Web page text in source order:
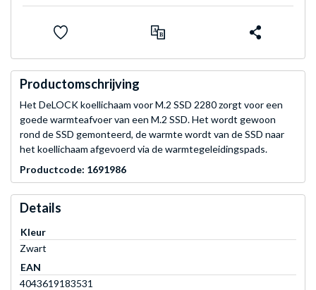
Productomschrijving
Het DeLOCK koellichaam voor M.2 SSD 2280 zorgt voor een
goede warmteafvoer van een M.2 SSD. Het wordt gewoon
rond de SSD gemonteerd, de warmte wordt van de SSD naar
het koellichaam afgevoerd via de warmtegeleidingspads.
Productcode: 1691986
Details
Kleur
Zwart
EAN
4043619183531